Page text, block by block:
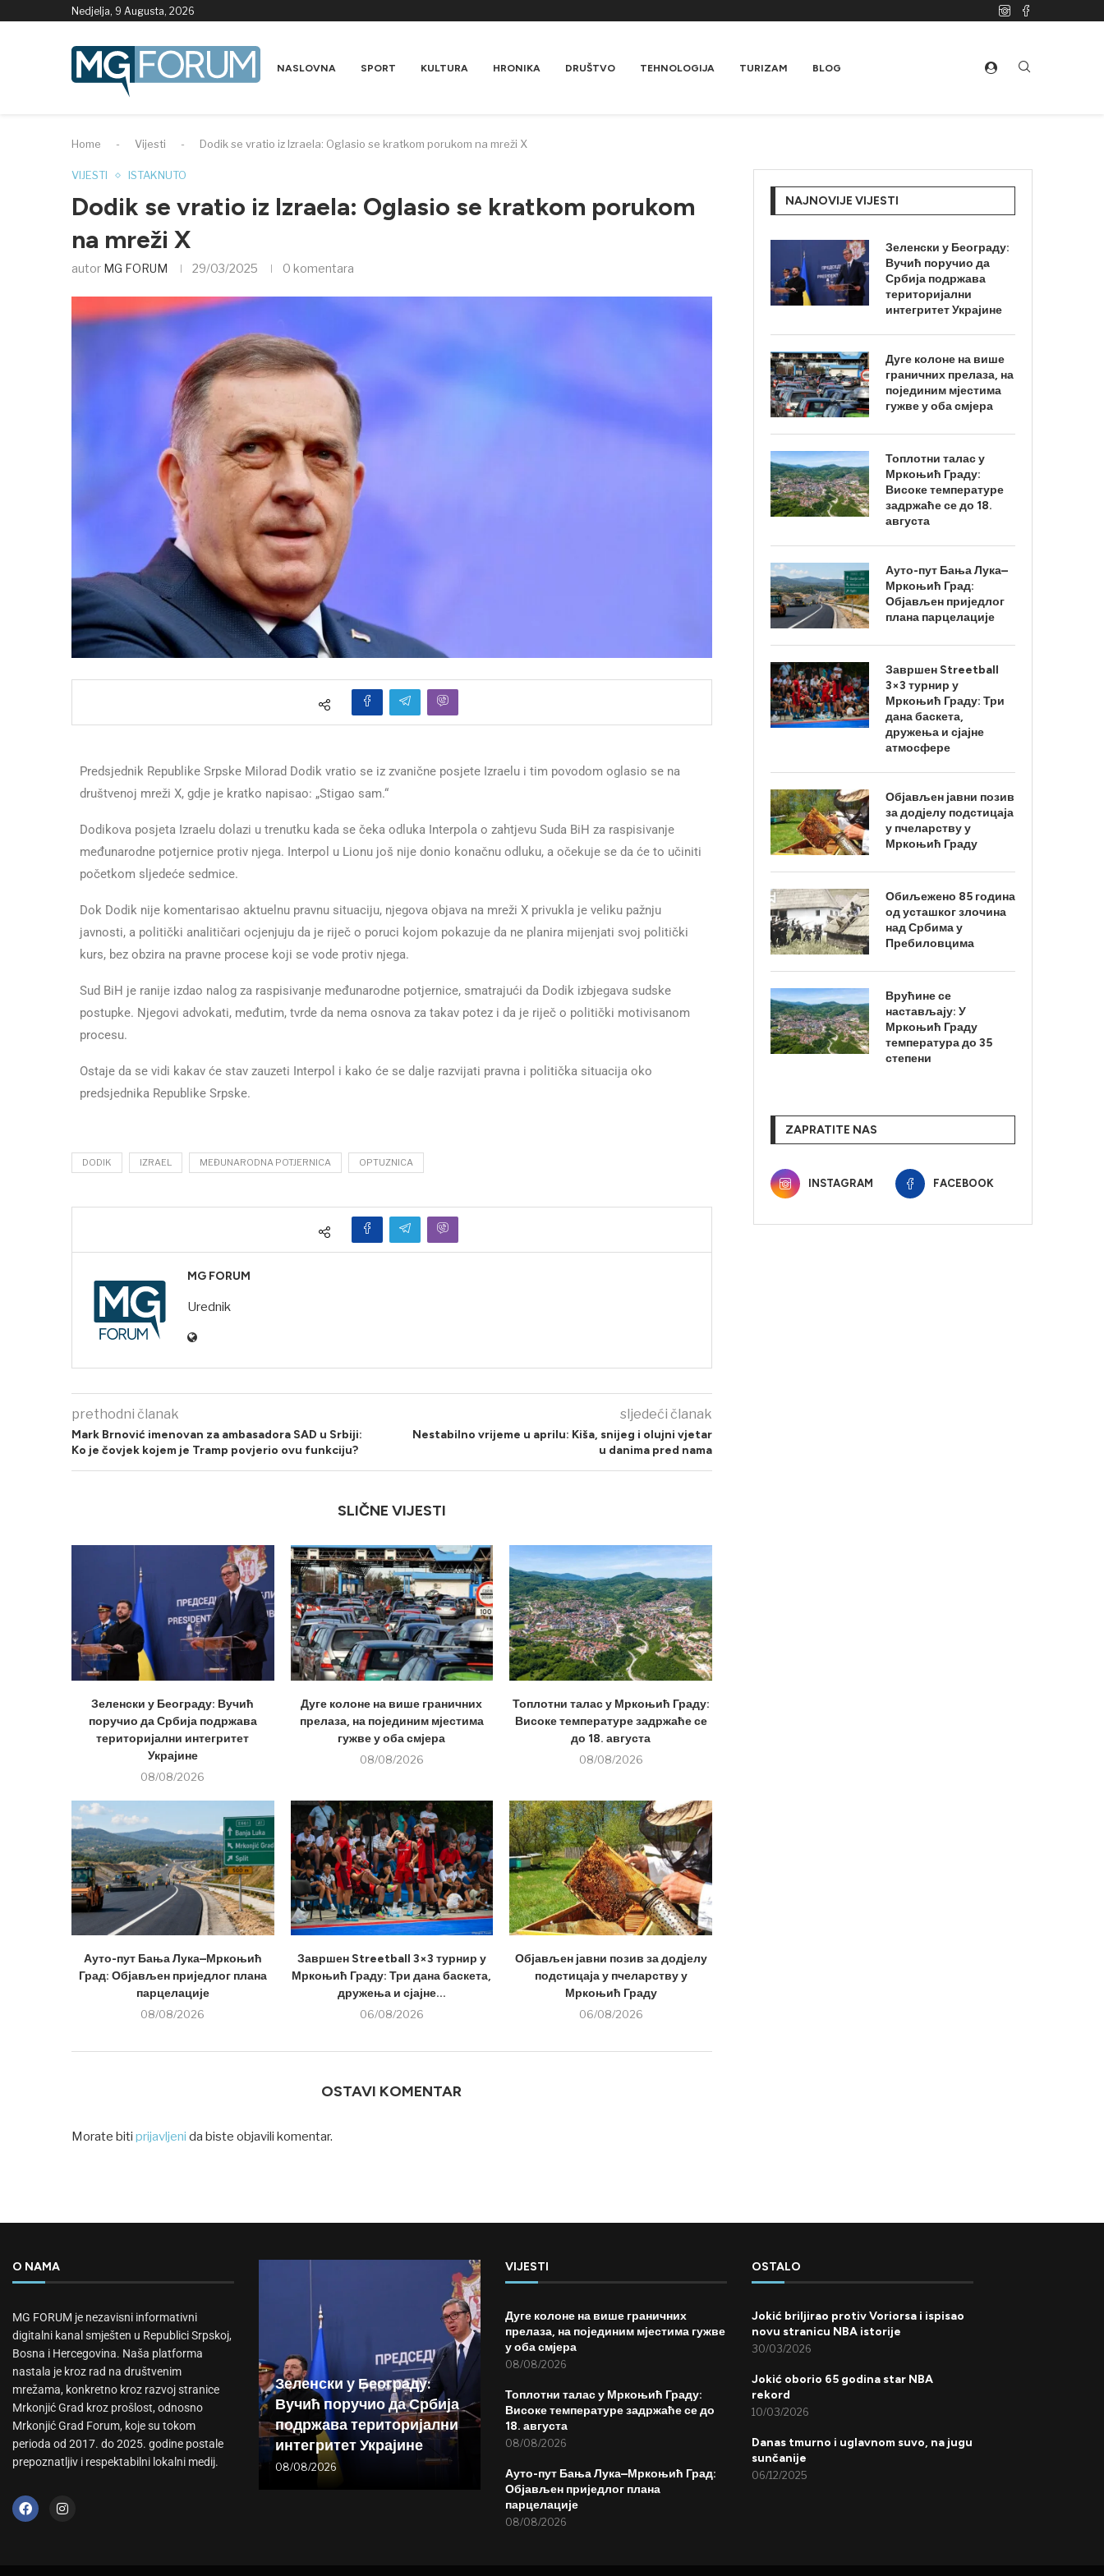
Nedjelja, 9 Augusta, 2026
NASLOVNA SPORT KULTURA HRONIKA DRUŠTVO TEHNOLOGIJA TURIZAM BLOG
Home - Vijesti - Dodik se vratio iz Izraela: Oglasio se kratkom porukom na mreži X
VIJESTI ISTAKNUTO
Dodik se vratio iz Izraela: Oglasio se kratkom porukom
na mreži X
autor MG FORUM 29/03/2025 0 komentara
Predsjednik Republike Srpske Milorad Dodik vratio se iz zvanične posjete Izraelu i tim povodom oglasio se na
društvenoj mreži X, gdje je kratko napisao: „Stigao sam.“
Dodikova posjeta Izraelu dolazi u trenutku kada se čeka odluka Interpola o zahtjevu Suda BiH za raspisivanje
međunarodne potjernice protiv njega. Interpol u Lionu još nije donio konačnu odluku, a očekuje se da će to učiniti
početkom sljedeće sedmice.
Dok Dodik nije komentarisao aktuelnu pravnu situaciju, njegova objava na mreži X privukla je veliku pažnju
javnosti, a politički analitičari ocjenjuju da je riječ o poruci kojom pokazuje da ne planira mijenjati svoj politički
kurs, bez obzira na pravne procese koji se vode protiv njega.
Sud BiH je ranije izdao nalog za raspisivanje međunarodne potjernice, smatrajući da Dodik izbjegava sudske
postupke. Njegovi advokati, međutim, tvrde da nema osnova za takav potez i da je riječ o politički motivisanom
procesu.
Ostaje da se vidi kakav će stav zauzeti Interpol i kako će se dalje razvijati pravna i politička situacija oko
predsjednika Republike Srpske.
DODIK IZRAEL MEĐUNARODNA POTJERNICA OPTUZNICA
MG FORUM
Urednik
prethodni članak
Mark Brnović imenovan za ambasadora SAD u Srbiji:
Ko je čovjek kojem je Tramp povjerio ovu funkciju?
sljedeći članak
Nestabilno vrijeme u aprilu: Kiša, snijeg i olujni vjetar
u danima pred nama
SLIČNE VIJESTI
Зеленски у Београду: Вучић
поручио да Србија подржава
територијални интегритет
Украјине
08/08/2026
Дуге колоне на више граничних
прелаза, на појединим мјестима
гужве у оба смјера
08/08/2026
Топлотни талас у Мркоњић Граду:
Високе температуре задржаће се
до 18. августа
08/08/2026
Ауто-пут Бања Лука–Мркоњић
Град: Објављен приједлог плана
парцелације
08/08/2026
Завршен Streetball 3×3 турнир у
Мркоњић Граду: Три дана баскета,
дружења и сјајне...
06/08/2026
Објављен јавни позив за додјелу
подстицаја у пчеларству у
Мркоњић Граду
06/08/2026
OSTAVI KOMENTAR
Morate biti prijavljeni da biste objavili komentar.
NAJNOVIJE VIJESTI
Зеленски у Београду:
Вучић поручио да
Србија подржава
територијални
интегритет Украјине
Дуге колоне на више
граничних прелаза, на
појединим мјестима
гужве у оба смјера
Топлотни талас у
Мркоњић Граду:
Високе температуре
задржаће се до 18.
августа
Ауто-пут Бања Лука–
Мркоњић Град:
Објављен приједлог
плана парцелације
Завршен Streetball
3×3 турнир у
Мркоњић Граду: Три
дана баскета,
дружења и сјајне
атмосфере
Објављен јавни позив
за додјелу подстицаја
у пчеларству у
Мркоњић Граду
Обиљежено 85 година
од усташког злочина
над Србима у
Пребиловцима
Врућине се
настављају: У
Мркоњић Граду
температура до 35
степени
ZAPRATITE NAS
INSTAGRAM FACEBOOK
O NAMA
MG FORUM je nezavisni informativni
digitalni kanal smješten u Republici Srpskoj,
Bosna i Hercegovina. Naša platforma
nastala je kroz rad na društvenim
mrežama, konkretno kroz razvoj stranice
Mrkonjić Grad kroz prošlost, odnosno
Mrkonjić Grad Forum, koje su tokom
perioda od 2017. do 2025. godine postale
prepoznatljiv i respektabilni lokalni medij.
Зеленски у Београду:
Вучић поручио да Србија
подржава територијални
интегритет Украјине
08/08/2026
VIJESTI
Дуге колоне на више граничних
прелаза, на појединим мјестима гужве
у оба смјера
08/08/2026
Топлотни талас у Мркоњић Граду:
Високе температуре задржаће се до
18. августа
08/08/2026
Ауто-пут Бања Лука–Мркоњић Град:
Објављен приједлог плана
парцелације
08/08/2026
OSTALO
Jokić briljirao protiv Voriorsa i ispisao
novu stranicu NBA istorije
30/03/2026
Jokić oborio 65 godina star NBA
rekord
10/03/2026
Danas tmurno i uglavnom suvo, na jugu
sunčanije
06/12/2025